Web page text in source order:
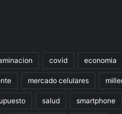
covid economia
mercado celulares
salud smartphone